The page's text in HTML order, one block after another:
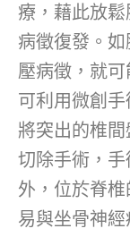
療，藉此放
病徵復發。
壓病徵，就
可利用微創
將突出的椎
切除手術，
外，位於脊
易與坐骨神經